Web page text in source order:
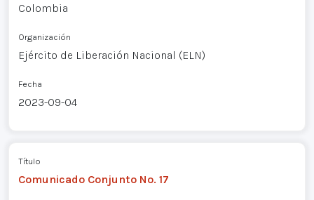
Colombia
Organización
Ejército de Liberación Nacional (ELN)
Fecha
2023-09-04
Título
Comunicado Conjunto No. 17